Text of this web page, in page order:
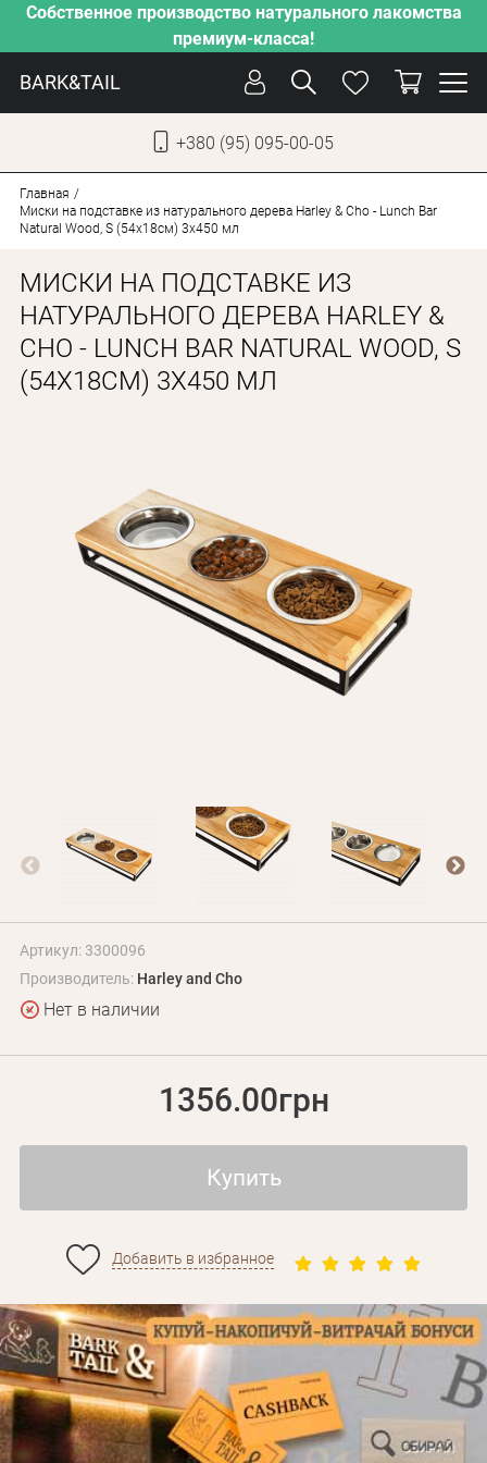
Собственное производство натурального лакомства
премиум-класса!
BARK&TAIL
+380 (95) 095-00-05
КОТЫ
ОТ ЖАРЫ
НАШЕ ПРОИЗВОДСТВО
Оплата и доставка
Программа лояльности
О Нас
Оптовым клиентам
Главная
Миски на подставке из натурального дерева Harley & Cho - Lunch Bar
Natural Wood, S (54x18см) 3х450 мл
МИСКИ НА ПОДСТАВКЕ ИЗ
НАТУРАЛЬНОГО ДЕРЕВА HARLEY &
CHO - LUNCH BAR NATURAL WOOD, S
(54X18СМ) 3Х450 МЛ
Артикул: 3300096
Производитель: Harley and Cho
Нет в наличии
1356.00грн
Купить
Добавить в избранное
Забыли пароль?